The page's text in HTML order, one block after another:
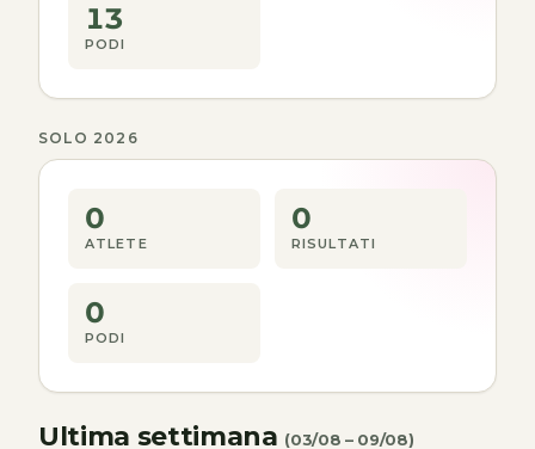
13
PODI
SOLO 2026
0
ATLETE
0
RISULTATI
0
PODI
Ultima settimana (03/08 – 09/08)